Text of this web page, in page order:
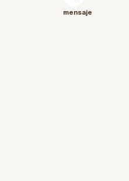
mensaje